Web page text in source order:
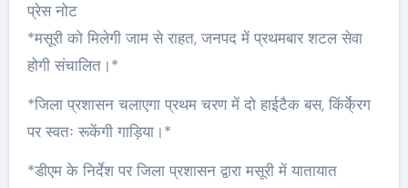
प्रेस नोट
*मसूरी को मिलेगी जाम से राहत, जनपद में प्रथमबार शटल सेवा
होगी संचालित।*
*जिला प्रशासन चलाएगा प्रथम चरण में दो हाईटैक बस, किंर्के्रग
पर स्वतः रूकेंगी गाड़िया।*
*डीएम के निर्देश पर जिला प्रशासन द्वारा मसूरी में यातायात